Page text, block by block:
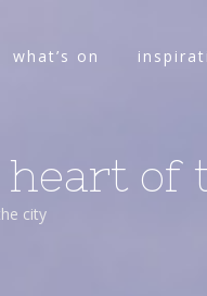
what’s on
heart of
city